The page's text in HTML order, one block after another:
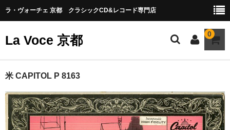
ラ・ヴォーチェ 京都 クラシックCD&レコード専門店
La Voce 京都 0
CATALOG LP
New arrival
交響曲・管弦楽曲
米 CAPITOL P 8163